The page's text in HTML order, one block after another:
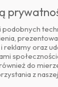
nas na
podobnych
reklamy oraz
do
z